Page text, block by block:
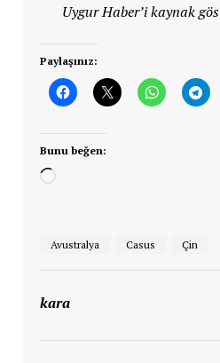
Uygur Haber’i kaynak
Paylaşınız:
Bunu beğen:
Yükleniyor...
Avustralya Casus Çin
kara